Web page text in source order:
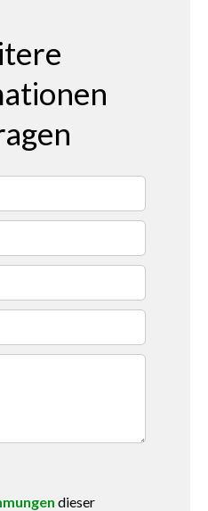
dieser